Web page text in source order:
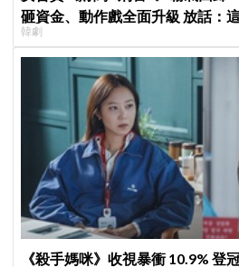
砸資金、動作戲全面升級 放話：
超越第一季
韓劇
《殺手媽咪》收視暴衝 10.9% 登